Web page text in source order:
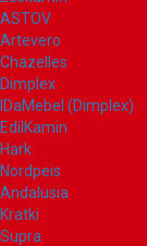
ASTOV
Artevero
Chazelles
Dimplex
IDaMebel (Dimplex)
EdilKamin
Hark
Nordpeis
Andalusia
Kratki
Supra